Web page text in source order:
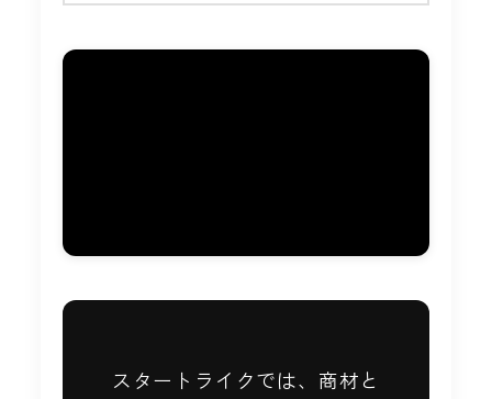
スタートライクでは、商材と